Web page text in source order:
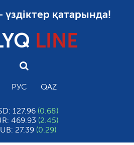
қатарында!
LINE
РУС QAZ
127.96 (0.68)
469.93 (2.45)
27.39 (0.29)